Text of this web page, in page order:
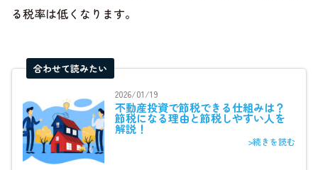
る税率は低くなります。
合わせて読みたい
2026/01/19
不動産投資で節税できる仕組みは？
節税になる理由と節税しやすい人を
解説！
>続きを読む